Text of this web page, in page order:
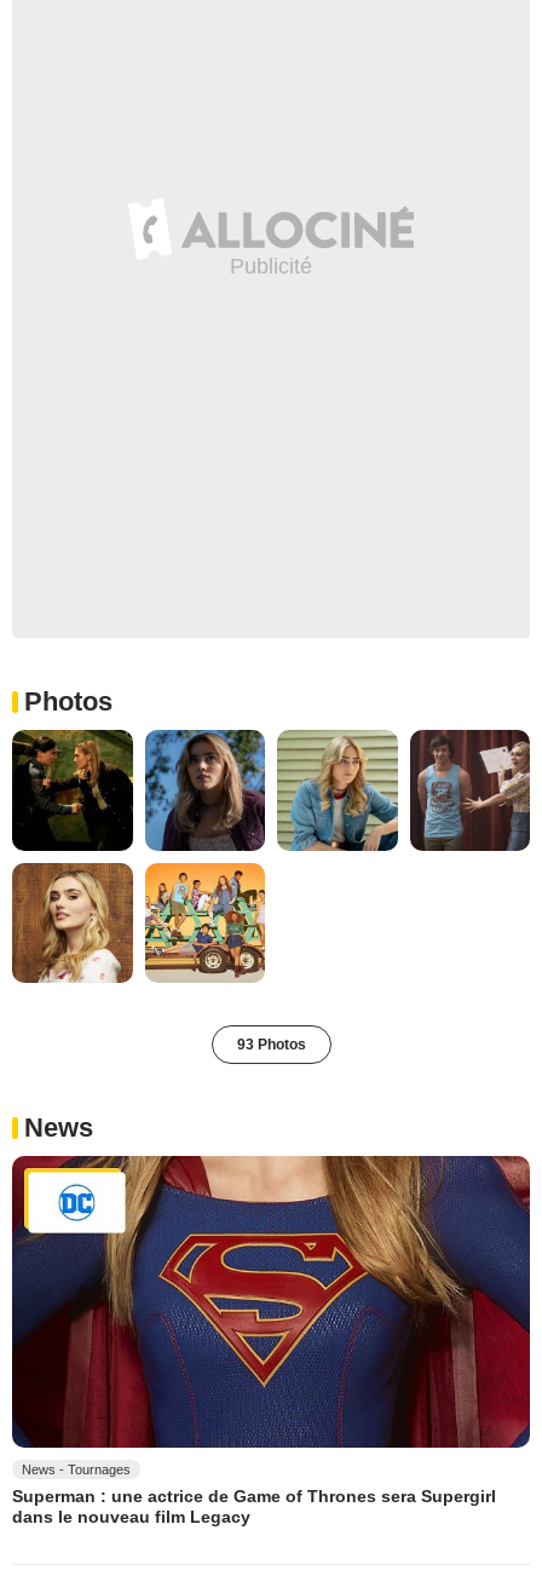
Photos
93 Photos
News
News - Tournages
Superman : une actrice de Game of Thrones sera Supergirl
dans le nouveau film Legacy